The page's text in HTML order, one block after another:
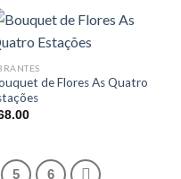
de Flores As Quatro
5 6